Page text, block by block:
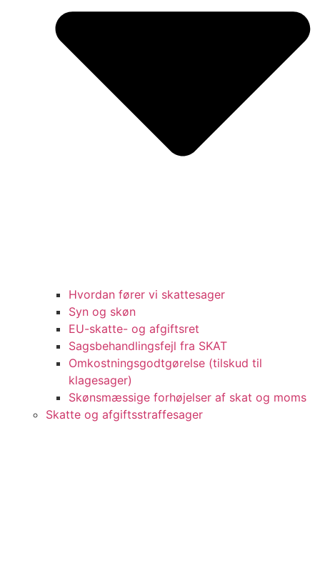
Hvordan fører vi skattesager
Syn og skøn
EU-skatte- og afgiftsret
Sagsbehandlingsfejl fra SKAT
Omkostningsgodtgørelse (tilskud til
klagesager)
Skønsmæssige forhøjelser af skat og moms
Skatte og afgiftsstraffesager